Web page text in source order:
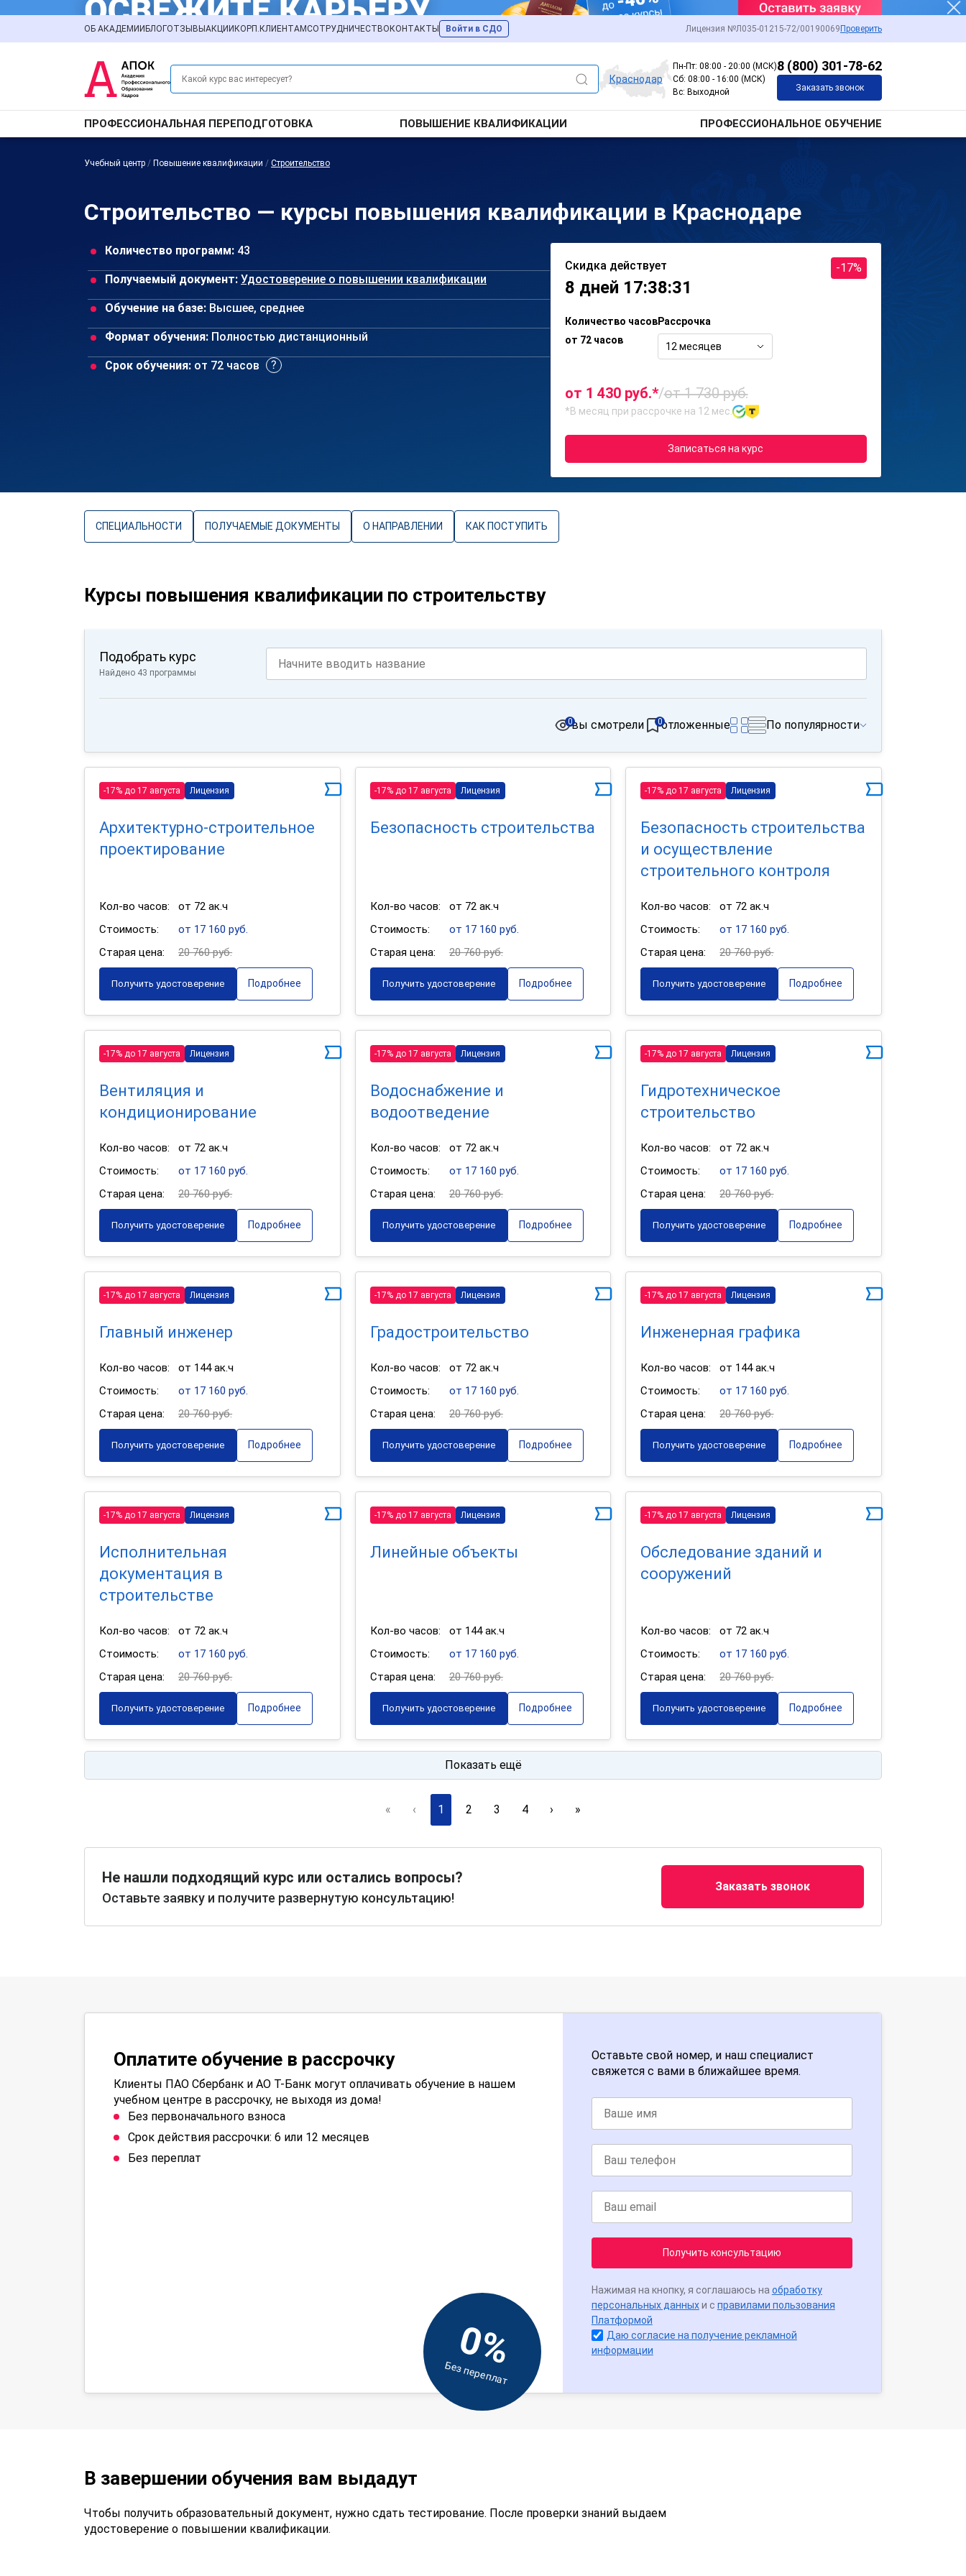
ОБ АКАДЕМИИ БЛОГОТЗЫВЫ АКЦИИ КОРП.КЛИЕНТАМСОТРУДНИЧЕСТВО КОНТАКТЫ Войти в СДО Лицензия №Л035-01215-72/00190069 Проверить
Краснодар
Пн-Пт: 08:00 - 20:00 (МСК)
Сб: 08:00 - 16:00 (МСК)
Вс: Выходной
8 (800) 301-78-62
Заказать звонок
ПРОФЕССИОНАЛЬНАЯ ПЕРЕПОДГОТОВКА ПОВЫШЕНИЕ КВАЛИФИКАЦИИ ПРОФЕССИОНАЛЬНОЕ ОБУЧЕНИЕ
Учебный центр / Повышение квалификации / Строительство
Строительство — курсы повышения квалификации в Краснодаре
Количество программ: 43
Получаемый документ: Удостоверение о повышении квалификации
Обучение на базе: Высшее, среднее
Формат обучения: Полностью дистанционный
Срок обучения: от 72 часов
Скидка действует
8 дней 17:38:31
-17%
Количество часов
от 72 часов
Рассрочка
12 месяцев
от 1 430 руб.*/от 1 730 руб.
*В месяц при рассрочке на 12 мес.
Записаться на курс
СПЕЦИАЛЬНОСТИ ПОЛУЧАЕМЫЕ ДОКУМЕНТЫ О НАПРАВЛЕНИИ КАК ПОСТУПИТЬ
Курсы повышения квалификации по строительству
Подобрать курс
Найдено 43 программы
вы смотрели
0 отложенные
0 По популярности
-17% до 17 августа Лицензия
Архитектурно-строительное
проектирование
Кол-во часов:
от 72 ак.ч
Стоимость:
от 17 160 руб.
Старая цена:
20 760 руб.
Получить удостоверение Подробнее
-17% до 17 августа Лицензия
Безопасность строительства
Кол-во часов:
от 72 ак.ч
Стоимость:
от 17 160 руб.
Старая цена:
20 760 руб.
Получить удостоверение Подробнее
-17% до 17 августа Лицензия
Безопасность строительства
и осуществление
строительного контроля
Кол-во часов:
от 72 ак.ч
Стоимость:
от 17 160 руб.
Старая цена:
20 760 руб.
Получить удостоверение Подробнее
-17% до 17 августа Лицензия
Вентиляция и
кондиционирование
Кол-во часов:
от 72 ак.ч
Стоимость:
от 17 160 руб.
Старая цена:
20 760 руб.
Получить удостоверение Подробнее
-17% до 17 августа Лицензия
Водоснабжение и
водоотведение
Кол-во часов:
от 72 ак.ч
Стоимость:
от 17 160 руб.
Старая цена:
20 760 руб.
Получить удостоверение Подробнее
-17% до 17 августа Лицензия
Гидротехническое
строительство
Кол-во часов:
от 72 ак.ч
Стоимость:
от 17 160 руб.
Старая цена:
20 760 руб.
Получить удостоверение Подробнее
-17% до 17 августа Лицензия
Главный инженер
Кол-во часов:
от 144 ак.ч
Стоимость:
от 17 160 руб.
Старая цена:
20 760 руб.
Получить удостоверение Подробнее
-17% до 17 августа Лицензия
Градостроительство
Кол-во часов:
от 72 ак.ч
Стоимость:
от 17 160 руб.
Старая цена:
20 760 руб.
Получить удостоверение Подробнее
-17% до 17 августа Лицензия
Инженерная графика
Кол-во часов:
от 144 ак.ч
Стоимость:
от 17 160 руб.
Старая цена:
20 760 руб.
Получить удостоверение Подробнее
-17% до 17 августа Лицензия
Исполнительная
документация в
строительстве
Кол-во часов:
от 72 ак.ч
Стоимость:
от 17 160 руб.
Старая цена:
20 760 руб.
Получить удостоверение Подробнее
-17% до 17 августа Лицензия
Линейные объекты
Кол-во часов:
от 144 ак.ч
Стоимость:
от 17 160 руб.
Старая цена:
20 760 руб.
Получить удостоверение Подробнее
-17% до 17 августа Лицензия
Обследование зданий и
сооружений
Кол-во часов:
от 72 ак.ч
Стоимость:
от 17 160 руб.
Старая цена:
20 760 руб.
Получить удостоверение Подробнее
Показать ещё
« ‹ 1 2 3 4 › »
Не нашли подходящий курс или остались вопросы?
Оставьте заявку и получите развернутую консультацию!
Заказать звонок
Оплатите обучение в рассрочку
Клиенты ПАО Сбербанк и АО Т-Банк могут оплачивать обучение в нашем
учебном центре в рассрочку, не выходя из дома!
Без первоначального взноса
Срок действия рассрочки: 6 или 12 месяцев
Без переплат
0%
Без переплат
Оставьте свой номер, и наш специалист
свяжется с вами в ближайшее время.
Получить консультацию
Нажимая на кнопку, я соглашаюсь на обработку
персональных данныхи с правилами пользования
Платформой
Даю согласие на получение рекламной
информации
В завершении обучения вам выдадут
Чтобы получить образовательный документ, нужно сдать тестирование. После проверки знаний выдаем
удостоверение о повышении квалификации.